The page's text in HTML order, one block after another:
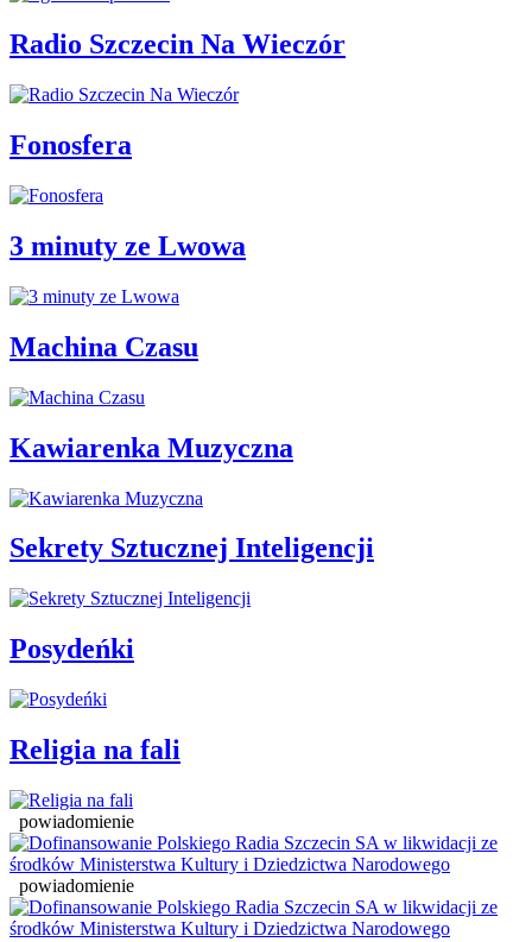
Radio Szczecin Na Wieczór
Fonosfera
3 minuty ze Lwowa
Machina Czasu
Kawiarenka Muzyczna
Sekrety Sztucznej Inteligencji
Posydeńki
Religia na fali
powiadomienie
powiadomienie